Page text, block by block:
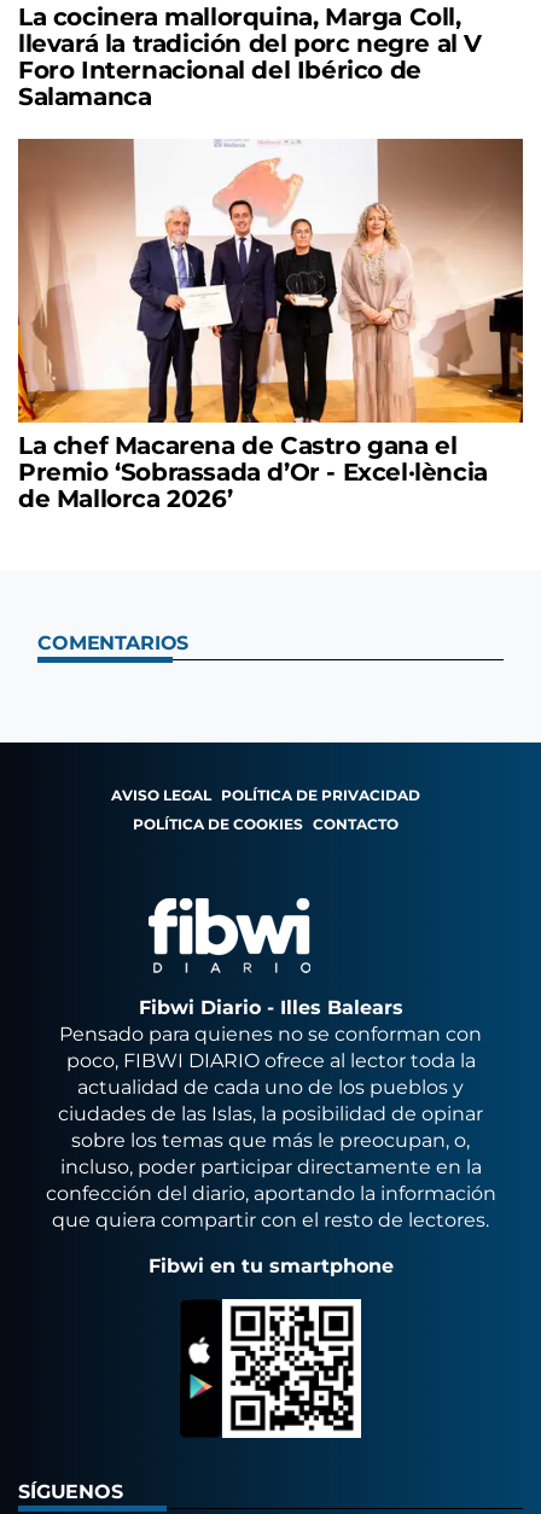
La cocinera mallorquina, Marga Coll,
llevará la tradición del porc negre al V
Foro Internacional del Ibérico de
Salamanca
La chef Macarena de Castro gana el
Premio ‘Sobrassada d’Or - Excel·lència
de Mallorca 2026’
COMENTARIOS
AVISO LEGAL POLÍTICA DE PRIVACIDAD
POLÍTICA DE COOKIES CONTACTO
Fibwi Diario - Illes Balears
Pensado para quienes no se conforman con
poco, FIBWI DIARIO ofrece al lector toda la
actualidad de cada uno de los pueblos y
ciudades de las Islas, la posibilidad de opinar
sobre los temas que más le preocupan, o,
incluso, poder participar directamente en la
confección del diario, aportando la información
que quiera compartir con el resto de lectores.
Fibwi en tu smartphone
SÍGUENOS